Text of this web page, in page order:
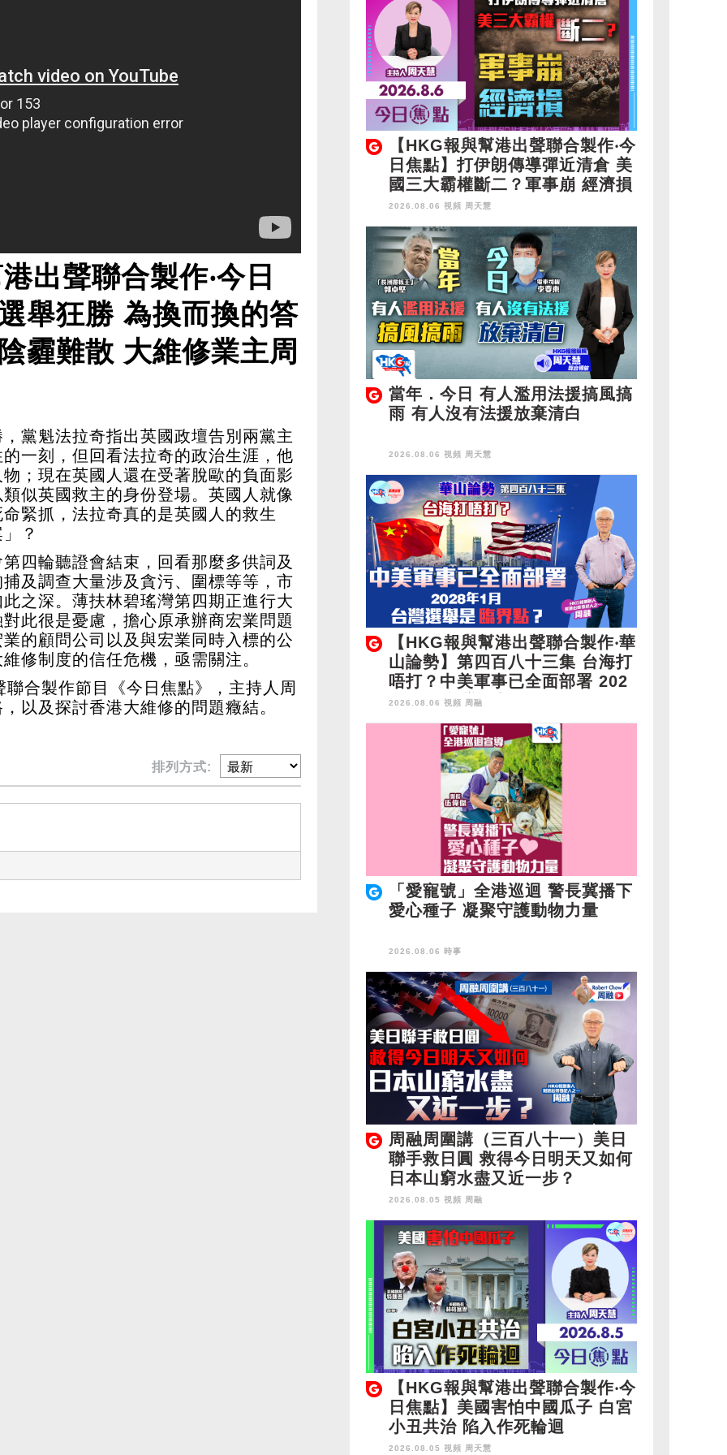
出聲聯合製作‧今日
舉狂勝 為換而換的答
霾難散 大維修業主周
黨魁法拉奇指出英國政壇告別兩黨主
一刻，但回看法拉奇的政治生涯，他
；現在英國人還在受著脫歐的負面影
似英國救主的身份登場。英國人就像
緊抓，法拉奇真的是英國人的救生
？
四輪聽證會結束，回看那麼多供詞及
及調查大量涉及貪污、圍標等等，市
之深。薄扶林碧瑤灣第四期正進行大
此很是憂慮，擔心原承辦商宏業問題
的顧問公司以及與宏業同時入標的公
修制度的信任危機，亟需關注。
合製作節目《今日焦點》，主持人周
以及探討香港大維修的問題癥結。
排列方式:
【HKG報與幫港出聲聯合製作‧今
日焦點】打伊朗傳導彈近清倉 美
國三大霸權斷二？軍事崩 經濟損
2026.08.06 視頻 周天慧
當年．今日 有人濫用法援搞風搞
雨 有人沒有法援放棄清白
2026.08.06 視頻 周天慧
【HKG報與幫港出聲聯合製作‧華
山論勢】第四百八十三集 台海打
唔打？中美軍事已全面部署 202
8年1月台灣選舉是臨界點？
2026.08.06 視頻 周融
「愛寵號」全港巡迴 警長冀播下
愛心種子 凝聚守護動物力量
2026.08.06 時事
周融周圍講（三百八十一）美日
聯手救日圓 救得今日明天又如何
日本山窮水盡又近一步？
2026.08.05 視頻 周融
【HKG報與幫港出聲聯合製作‧今
日焦點】美國害怕中國瓜子 白宮
小丑共治 陷入作死輪迴
2026.08.05 視頻 周天慧